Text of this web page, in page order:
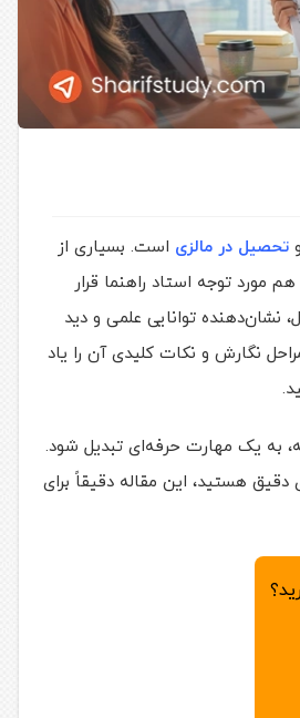
تحصیل در مالزی است. بسیاری از
مورد توجه استاد راهنما قرار
توانایی علمی و دید
نگارش و نکات کلیدی آن را یاد
به یک مهارت حرفه‌ای تبدیل شود.
دقیق هستید، این مقاله دقیقاً برای